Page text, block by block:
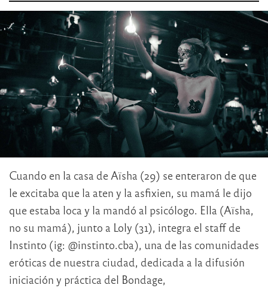
Cuando en la casa de Aïsha (29) se enteraron de que
le excitaba que la aten y la asfixien, su mamá le dijo
que estaba loca y la mandó al psicólogo. Ella (Aïsha,
no su mamá), junto a Loly (31), integra el staff de
Instinto (ig: @instinto.cba), una de las comunidades
eróticas de nuestra ciudad, dedicada a la difusión
iniciación y práctica del Bondage,